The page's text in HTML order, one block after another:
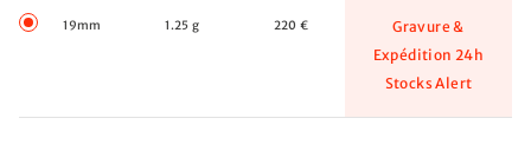
19mm 1.25 g 220 €
Gravure &
Expédition 24h
Stocks Alert